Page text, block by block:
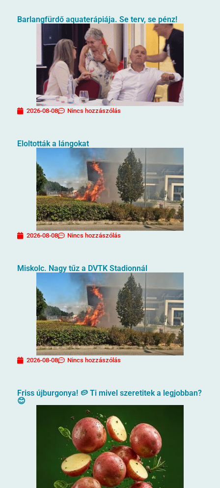
Barlangfürdő aquaterápiája. Se terv, se pénz!
2026-08-08 Nincs hozzászólás
Eloltották a lángokat
2026-08-08 Nincs hozzászólás
Miskolc. Nagy tűz a DVTK Stadionnál
2026-08-08 Nincs hozzászólás
Friss újburgonya! 🥔 Ti mivel szeretitek a legjobban?
😊